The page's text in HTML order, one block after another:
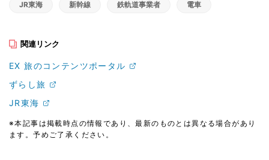
JR東海 新幹線 鉄軌道事業者 電車
関連リンク
EX 旅のコンテンツポータル
ずらし旅
JR東海
※本記事は掲載時点の情報であり、最新のものとは異なる場合があり
ます。予めご了承ください。